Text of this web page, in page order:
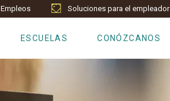
Empleos Soluciones para el empleador
ESCUELAS CONÓZCANOS